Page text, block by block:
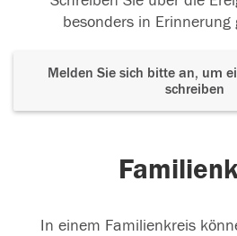
besonders in Erinnerung
Melden Sie sich bitte an, um
schreiben
In einem Familienkreis